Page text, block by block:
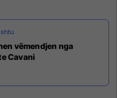
vëmendjen nga
Cavani